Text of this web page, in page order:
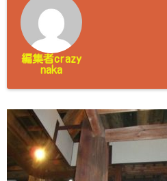
編集者crazy
naka